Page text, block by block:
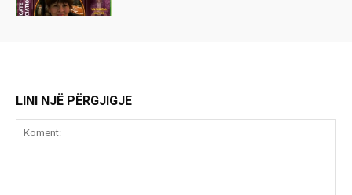
LINI NJË PËRGJIGJE